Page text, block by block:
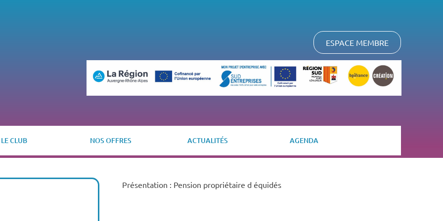
ESPACE MEMBRE
LE CLUB NOS OFFRES ACTUALITÉS AGENDA
Présentation : Pension propriétaire d équidés